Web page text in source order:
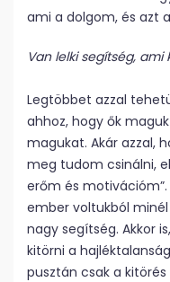
ami a dolgom, és azt
Van lelki segítség,
Legtöbbet azzal
ahhoz, hogy ők
magukat. Akár azzal,
meg tudom csinálni,
erőm és
ember voltukból
nagy segítség. Akkor
kitörni a
pusztán csak a